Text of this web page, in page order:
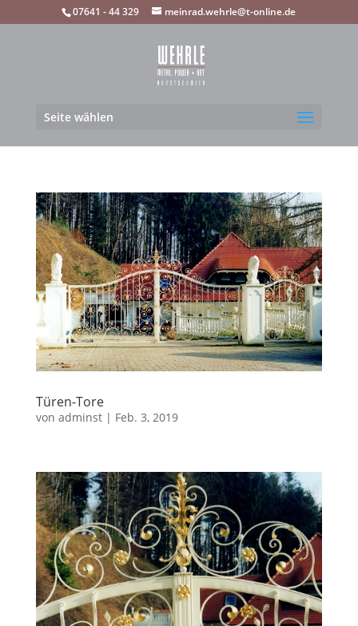
07641 - 44 329 meinrad.wehrle@t-online.de
Seite wählen
Türen-Tore
von adminst| Feb. 3, 2019